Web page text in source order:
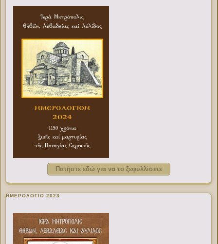
Πατήστε εδώ για να το ξεφυλλίσετε
ΗΜΕΡΟΛΟΓΙΟ 2023